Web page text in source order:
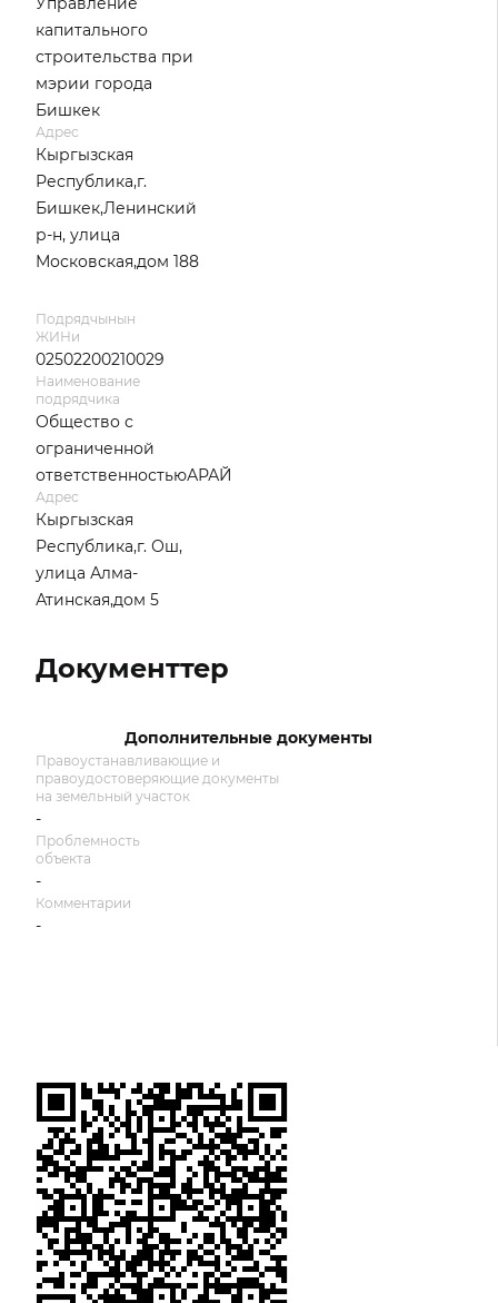
капитального
строительства при
мэрии города
Бишкек
Адрес
Кыргызская
Республика,г.
Бишкек,Ленинский
р-н, улица
Московская,дом 188
Подрядчынын
ЖИНи
02502200210029
Наименование
подрядчика
Общество с
ограниченной
ответственностьюАРАЙ
Адрес
Кыргызская
Республика,г. Ош,
улица Алма-
Атинская,дом 5
Документтер
Дополнительные документы
Правоустанавливающие и
правоудостоверяющие документы
на земельный участок
-
Проблемность
объекта
-
Комментарии
-